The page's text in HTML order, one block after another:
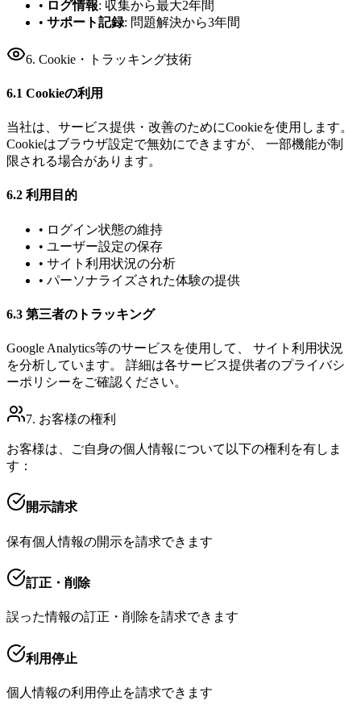
• ログ情報: 収集から最大2年間
• サポート記録: 問題解決から3年間
6. Cookie・トラッキング技術
6.1 Cookieの利用
当社は、サービス提供・改善のためにCookieを使用します。
Cookieはブラウザ設定で無効にできますが、 一部機能が制
限される場合があります。
6.2 利用目的
• ログイン状態の維持
• ユーザー設定の保存
• サイト利用状況の分析
• パーソナライズされた体験の提供
6.3 第三者のトラッキング
Google Analytics等のサービスを使用して、 サイト利用状況
を分析しています。 詳細は各サービス提供者のプライバシ
ーポリシーをご確認ください。
7. お客様の権利
お客様は、ご自身の個人情報について以下の権利を有しま
す：
開示請求
保有個人情報の開示を請求できます
訂正・削除
誤った情報の訂正・削除を請求できます
利用停止
個人情報の利用停止を請求できます